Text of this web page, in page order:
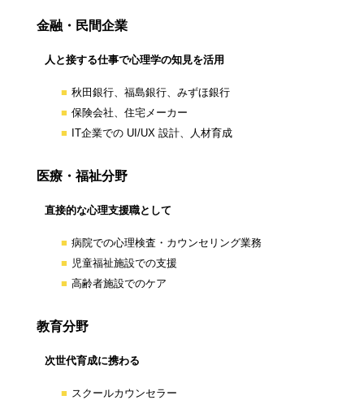
金融・民間企業
人と接する仕事で心理学の知見を活用
秋田銀行、福島銀行、みずほ銀行
保険会社、住宅メーカー
IT企業での UI/UX 設計、人材育成
医療・福祉分野
直接的な心理支援職として
病院での心理検査・カウンセリング業務
児童福祉施設での支援
高齢者施設でのケア
教育分野
次世代育成に携わる
スクールカウンセラー